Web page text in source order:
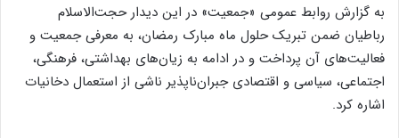
به گزارش روابط عمومی «جمعیت» در این دیدار حجت‌الاسلام
رباطیان ضمن تبریک حلول ماه مبارک رمضان، به معرفی جمعیت و
فعالیت‌های آن پرداخت و در ادامه به زیان‌های بهداشتی، فرهنگی،
اجتماعی، سیاسی و اقتصادی جبران‌ناپذیر ناشی از استعمال دخانیات
اشاره کرد.